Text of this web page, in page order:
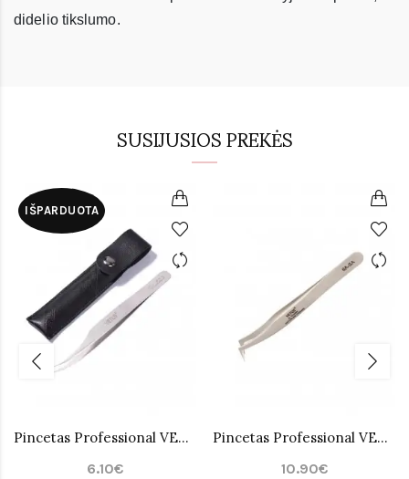
didelio tikslumo.
SUSIJUSIOS PREKĖS
IŠPARDUOTA
Pincetas Professional VETUS 3D2
6.10€
Pincetas Professional VETUS 6A-SA
10.90€